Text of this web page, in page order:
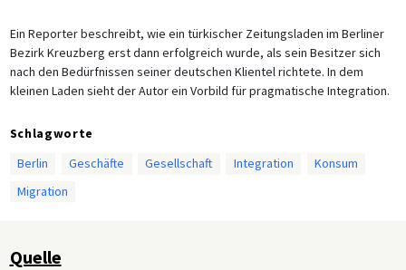
Ein Reporter beschreibt, wie ein türkischer Zeitungsladen im Berliner
Bezirk Kreuzberg erst dann erfolgreich wurde, als sein Besitzer sich
nach den Bedürfnissen seiner deutschen Klientel richtete. In dem
kleinen Laden sieht der Autor ein Vorbild für pragmatische Integration.
Schlagworte
Berlin
Geschäfte Gesellschaft Integration
Konsum
Migration
Quelle